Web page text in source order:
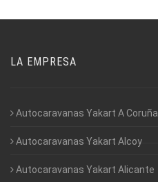
LA EMPRESA
Autocaravanas Yakart A Coruña
Autocaravanas Yakart Alcoy
Autocaravanas Yakart Alicante